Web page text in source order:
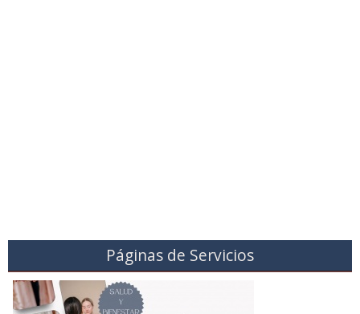
Páginas de Servicios